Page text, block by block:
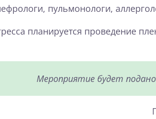
пульмонологи,
планируется проведение
Мероприятие будет